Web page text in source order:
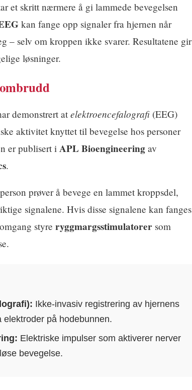
et skritt nærmere å gi lammede bevegelsen
kan fange opp signaler fra hjernen når
– selv om kroppen ikke svarer. Resultatene gir
løsninger.
demonstrert atelektroencefalografi (EEG)
aktivitet knyttet til bevegelse hos personer
er publisert i APL Bioengineering av
.
prøver å bevege en lammet kroppsdel,
signalene. Hvis disse signalene kan fanges
styre ryggmargsstimulatorer som
Ikke-invasiv registrering av hjernens
elektroder på hodebunnen.
Elektriske impulser som aktiverer nerver
bevegelse.